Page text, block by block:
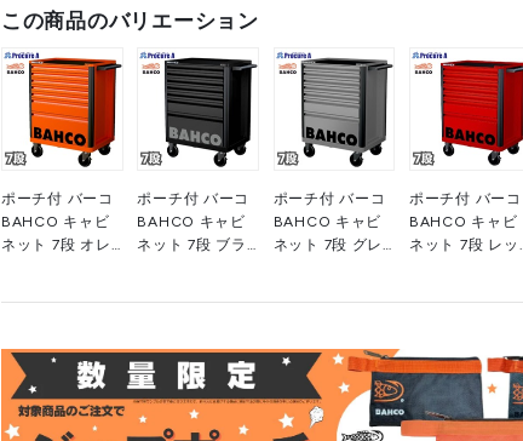
この商品のバリエーション
ポーチ付 バーコ
BAHCO キャビ
ネット 7段 オレ
さ955×幅693×
奥行510mm 1台
■▼139-0861
ポーチ付 バーコ
BAHCO キャビ
ネット 7段 ブラ
1472K7BLACK 黒
高さ955×幅
693×奥行
510mm 1台
ポーチ付 バーコ
BAHCO キャビ
ネット 7段 グレ
高さ955×幅
693×奥行
510mm 1台
■▼266-9052
ポーチ付 バーコ
BAHCO キャビ
ネット 7段 レッ
赤 高さ955×幅
693×奥行
510mm 1台